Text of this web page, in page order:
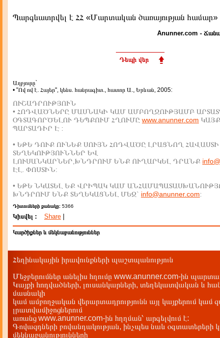
Պարգևատրվել է ՀՀ «Մարտական ծառայության համար»
Anunner.com -
Դեպի վեր
Աղբյուրը`
• "Ով ով է. Հայեր", կենս. հանրագիտ., հատոր Ա., Երևան, 2005:
ՈՒՇԱԴՐՈՒԹՅՈՒՆ
• ՀՈԴՎԱԾՆԵՐԸ ՄԱՍՆԱԿԻ ԿԱՄ ԱՄԲՈՂՋՈՒԹՅԱՄԲ
ՕԳՏԱԳՈՐԾԵԼՈՒ ԴԵՊՔՈՒՄ ՀՂՈՒՄԸ www.anunner.com
ՊԱՐՏԱԴԻՐ Է :
• ԵԹԵ ԴՈՒՔ ՈՒՆԵՔ ՍՈՒՅՆ ՀՈԴՎԱԾԸ ԼՐԱՑՆՈՂ ՀԱՎԱՍՏԻ
ՏԵՂԵԿՈՒԹՅՈՒՆՆԵՐ ԵՎ
ԼՈՒՍԱՆԿԱՐՆԵՐ,ԽՆԴՐՈՒՄ ԵՆՔ ՈՒՂԱՐԿԵԼ ԴՐԱՆՔ
ԷԼ. ՓՈՍՏԻՆ:
• ԵԹԵ ՆԿԱՏԵԼ ԵՔ ՎՐԻՊԱԿ ԿԱՄ
ԽՆԴՐՈՒՄ ԵՆՔ ՏԵՂԵԿԱՑՆԵԼ ՄԵԶ` info@anunner.com:
Դիտումների քանակը: 5366
Կիսվել : Share
Կարծիքներ և մեկնաբանություններ
Հեղինակային իրավունքների պաշտպանություն
Մեջբերումներ անելիս հղումը www.anunner.com-ին
Կայքի հոդվածների, լուսանկարների, տեղեկատվական և
մասնակի
կամ ամբողջական վերարտադրությունն այլ կայքերում կամ
լրատվամիջոցներում
առանց www.anunner.com-ին հղղման՝ արգելվում է:
Գովազդների բովանդակության, ինչպես նաև օգտատերերի
մեկնաբանությունների